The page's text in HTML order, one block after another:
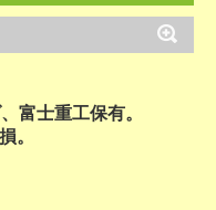
富士重工保有。
。